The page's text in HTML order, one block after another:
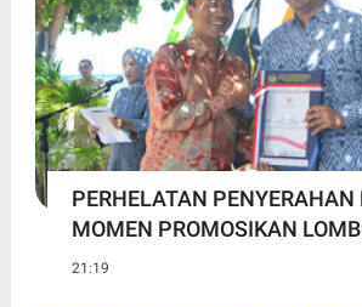
PERHELATAN PENYERAHAN
MOMEN PROMOSIKAN
21:19